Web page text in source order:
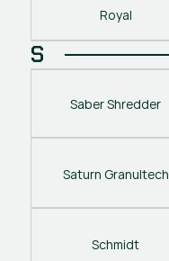
Royal
S
Saber Shredder
Saturn Granultech
Schmidt